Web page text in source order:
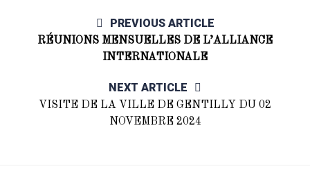
PREVIOUS ARTICLE
RÉUNIONS MENSUELLES DE L’ALLIANCE
INTERNATIONALE
NEXT ARTICLE
VISITE DE LA VILLE DE GENTILLY DU 02
NOVEMBRE 2024